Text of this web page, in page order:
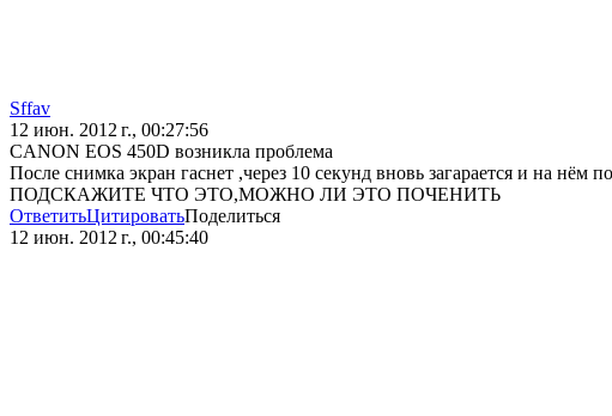
Sffav
12 июн. 2012 г., 00:27:56
CANON EOS 450D возникла проблема
После снимка экран гаснет ,через 10 секунд вновь загарается и на
ПОДСКАЖИТЕ ЧТО ЭТО,МОЖНО ЛИ ЭТО ПОЧЕНИТЬ
ОтветитьЦитироватьПоделиться
12 июн. 2012 г., 00:45:40